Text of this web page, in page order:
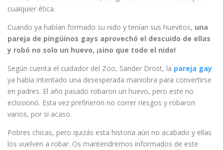
cualquier ética.
Cuando ya habían formado su nido y tenían sus huevitos, una
pareja de pingüinos gays aprovechó el descuido de ellas
y robó no solo un huevo, ¡sino que todo el nido!
Según cuenta el cuidador del Zoo, Sander Drost, la pareja gay
ya había intentado una desesperada maniobra para convertirse
en padres. El año pasado robaron un huevo, pero este no
eclosionó. Esta vez prefirieron no correr riesgos y robaron
varios, por si acaso.
Pobres chicas, pero quizás esta historia aún no acabado y ellas
los vuelven a robar. Os mantendremos informados de este